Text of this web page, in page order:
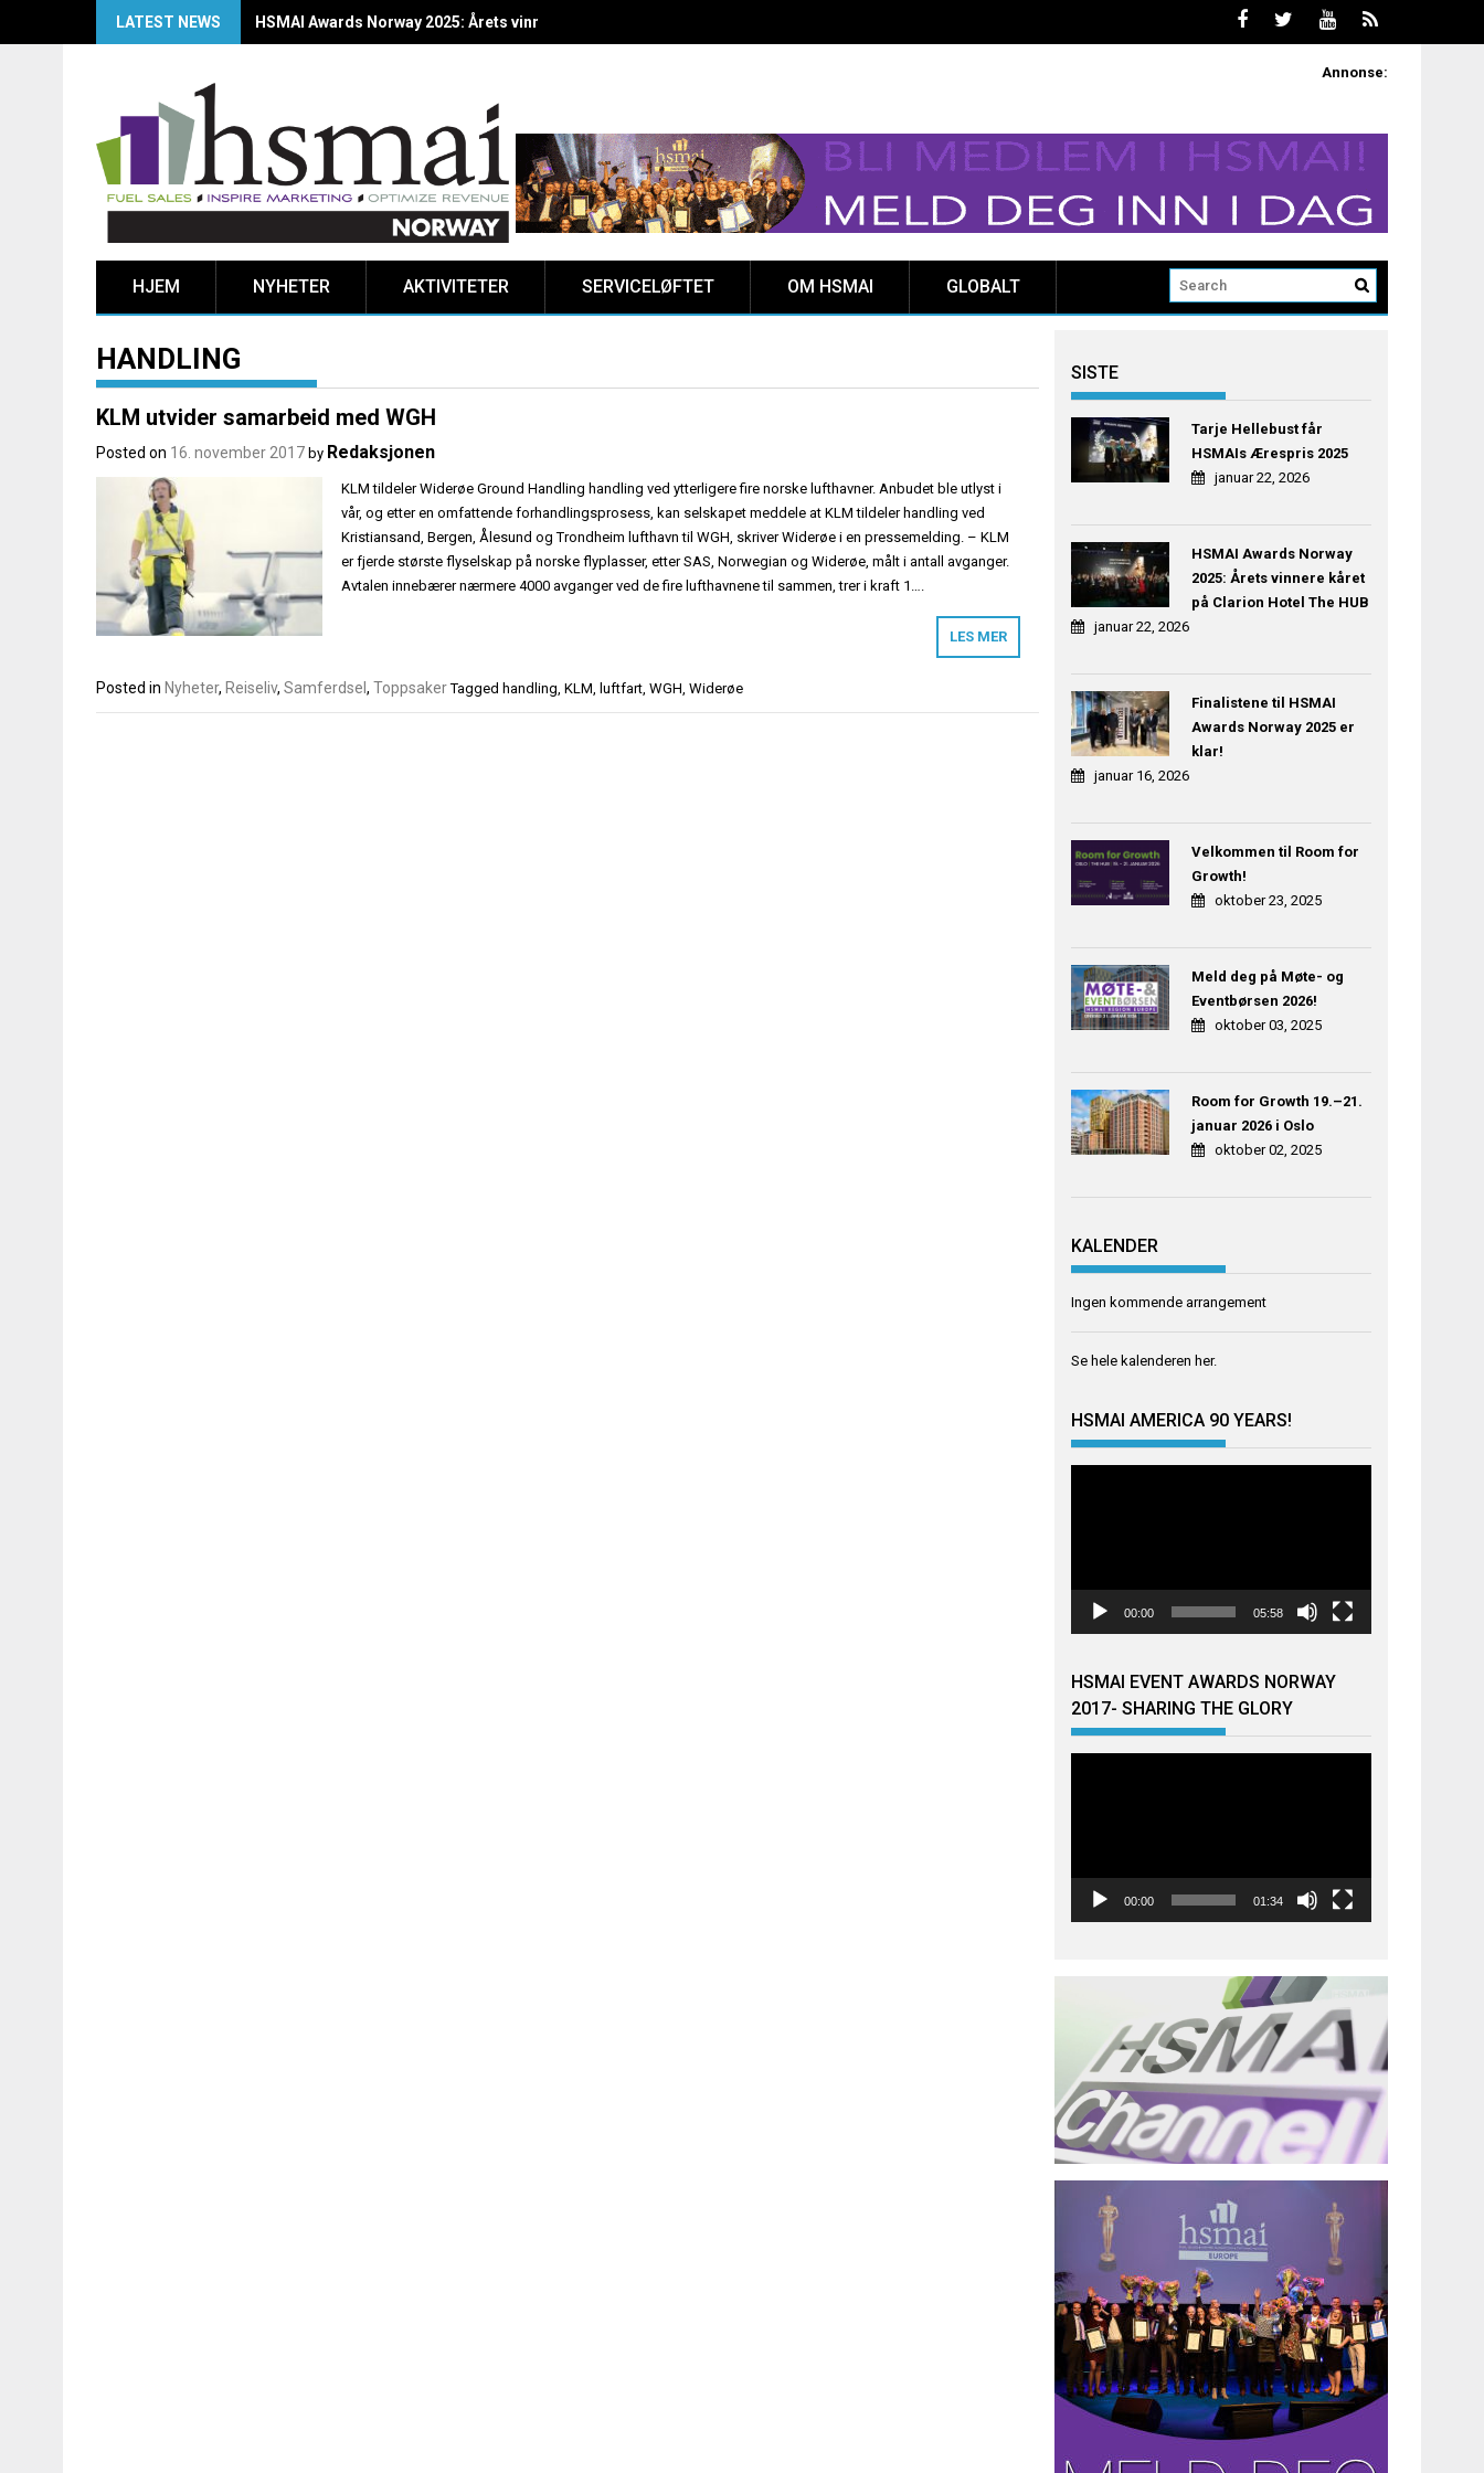
LATEST NEWS HSMAI Awards Norway 2025: Årets vinnere kåret på Clarion Hotel The HUB
Annonse:
HJEM NYHETER AKTIVITETER SERVICELØFTET OM HSMAI GLOBALT
HANDLING
KLM utvider samarbeid med WGH
Posted on 16. november 2017 by Redaksjonen
KLM tildeler Widerøe Ground Handling handling ved ytterligere fire norske lufthavner. Anbudet ble utlyst i
vår, og etter en omfattende forhandlingsprosess, kan selskapet meddele at KLM tildeler handling ved
Kristiansand, Bergen, Ålesund og Trondheim lufthavn til WGH, skriver Widerøe i en pressemelding. – KLM
er fjerde største flyselskap på norske flyplasser, etter SAS, Norwegian og Widerøe, målt i antall avganger.
Avtalen innebærer nærmere 4000 avganger ved de fire lufthavnene til sammen, trer i kraft 1….
LES MER
Posted in Nyheter, Reiseliv, Samferdsel , Toppsaker Tagged handling, KLM, luftfart, WGH, Widerøe
SISTE
Tarje Hellebust får
HSMAIs Ærespris 2025
januar 22, 2026
HSMAI Awards Norway
2025: Årets vinnere kåret
på Clarion Hotel The HUB
januar 22, 2026
Finalistene til HSMAI
Awards Norway 2025 er
klar!
januar 16, 2026
Velkommen til Room for
Growth!
oktober 23, 2025
Meld deg på Møte- og
Eventbørsen 2026!
oktober 03, 2025
Room for Growth 19.–21.
januar 2026 i Oslo
oktober 02, 2025
KALENDER
Ingen kommende arrangement
Se hele kalenderen her.
HSMAI AMERICA 90 YEARS!
00:00 05:58
HSMAI EVENT AWARDS NORWAY
2017- SHARING THE GLORY
00:00 01:34